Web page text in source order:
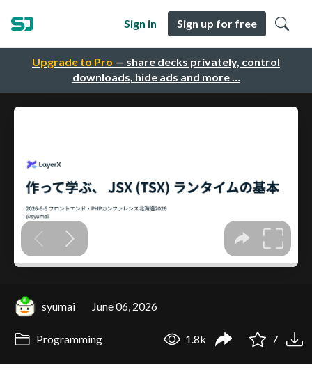
Upgrade to Pro — share decks privately, control
downloads, hide ads and more …
Sign in Sign up for free
syumai June 06, 2026
Programming 1.8k 7